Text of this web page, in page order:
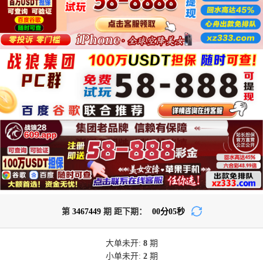
第 3467449期 距下期： 00分02秒
大单未开: 8期
小单未开: 2期